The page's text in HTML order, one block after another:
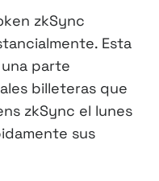
zkSync
Esta
parte
billeteras que
zkSync el lunes
sus